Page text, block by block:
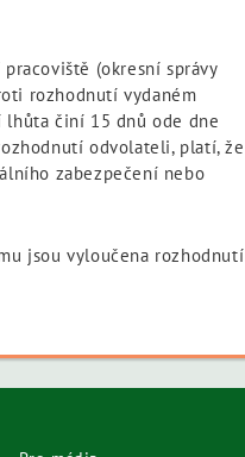
(okresní správy
rozhodnutí vydaném
lhůta činí 15 dnů ode dne
odvolateli, platí, že
zabezpečení nebo
jsou vyloučena rozhodnutí